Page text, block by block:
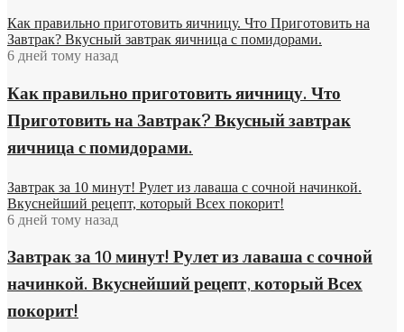
Как правильно приготовить яичницу. Что Приготовить на
Завтрак? Вкусный завтрак яичница с помидорами.
6 дней тому назад
Как правильно приготовить яичницу. Что
Приготовить на Завтрак? Вкусный завтрак
яичница с помидорами.
Завтрак за 10 минут! Рулет из лаваша с сочной начинкой.
Вкуснейший рецепт, который Всех покорит!
6 дней тому назад
Завтрак за 10 минут! Рулет из лаваша с сочной
начинкой. Вкуснейший рецепт, который Всех
покорит!